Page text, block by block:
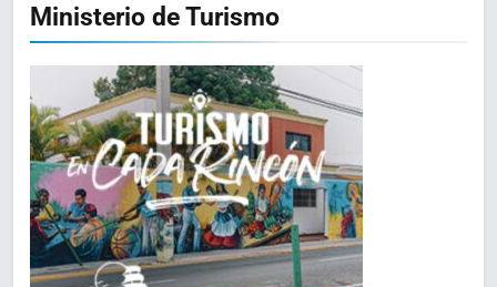
Ministerio de Turismo